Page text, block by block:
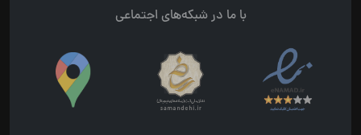
با ما در شبکه‌های اجتماعی